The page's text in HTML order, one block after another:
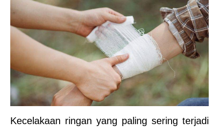
Kecelakaan ringan yang paling sering terjadi